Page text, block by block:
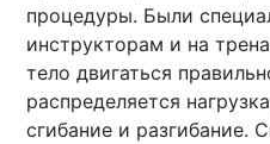
процедуры. Были
инструкторам и на
тело двигаться
распределяется
сгибание и разгибание.